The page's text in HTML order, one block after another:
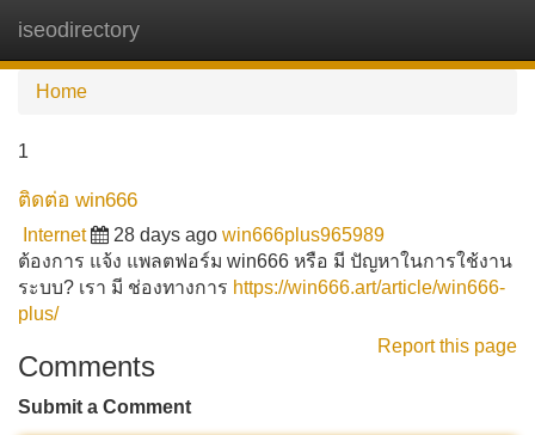
iseodirectory
Home
1
ติดต่อ win666
Internet 28 days ago win666plus965989
ต้องการ แจ้ง แพลตฟอร์ม win666 หรือ มี ปัญหาในการใช้งาน
ระบบ? เรา มี ช่องทางการ https://win666.art/article/win666-
plus/
Report this page
Comments
Submit a Comment